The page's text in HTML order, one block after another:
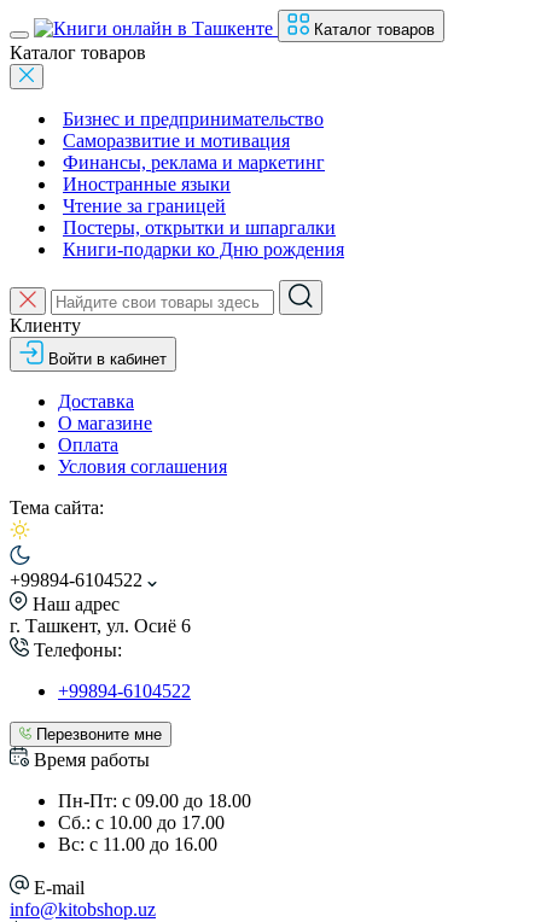
Каталог товаров
Каталог товаров
Бизнес и предпринимательство
Саморазвитие и мотивация
Финансы, реклама и маркетинг
Иностранные языки
Чтение за границей
Постеры, открытки и шпаргалки
Книги-подарки ко Дню рождения
Клиенту
Войти в кабинет
Доставка
О магазине
Оплата
Условия соглашения
Тема сайта:
+99894-6104522
Наш адрес
г. Ташкент, ул. Осиё 6
Телефоны:
+99894-6104522
Перезвоните мне
Время работы
Пн-Пт: с 09.00 до 18.00
Сб.: с 10.00 до 17.00
Вс: с 11.00 до 16.00
E-mail
info@kitobshop.uz